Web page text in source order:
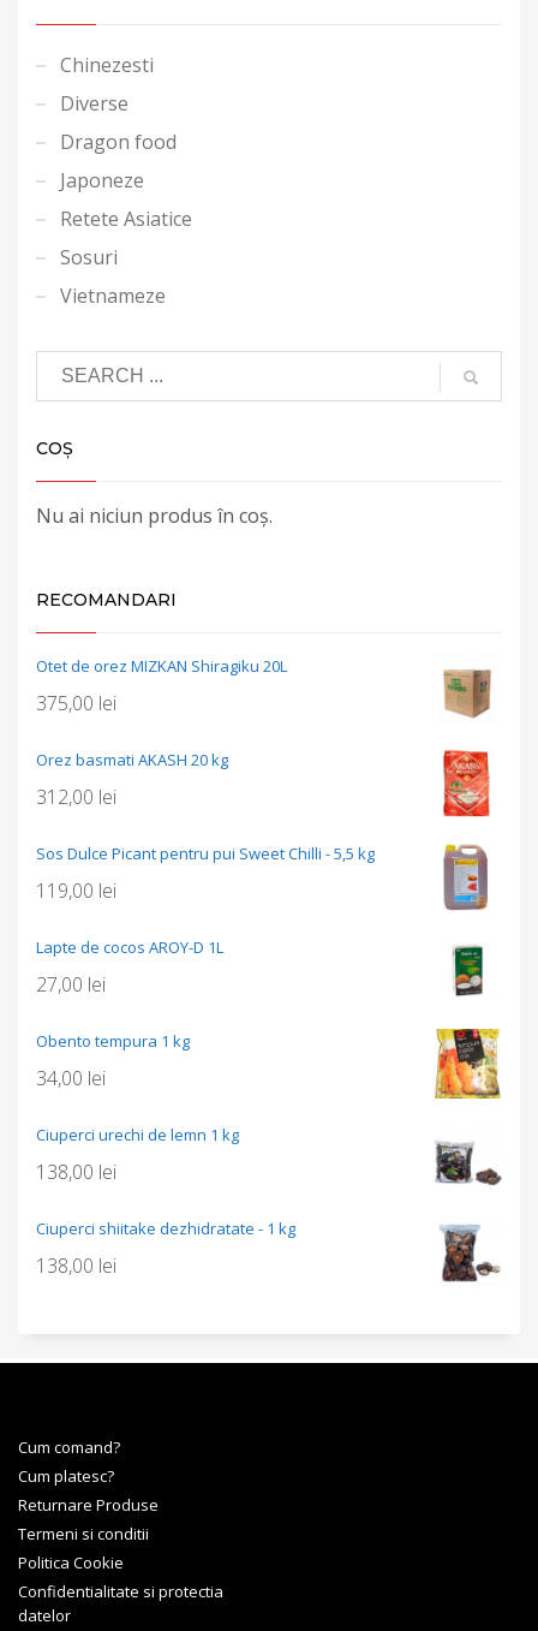
Chinezesti
Diverse
Dragon food
Japoneze
Retete Asiatice
Sosuri
Vietnameze
COȘ
Nu ai niciun produs în coș.
RECOMANDARI
Otet de orez MIZKAN Shiragiku 20L
375,00 lei
Orez basmati AKASH 20 kg
312,00 lei
Sos Dulce Picant pentru pui Sweet Chilli - 5,5 kg
119,00 lei
Lapte de cocos AROY-D 1L
27,00 lei
Obento tempura 1 kg
34,00 lei
Ciuperci urechi de lemn 1 kg
138,00 lei
Ciuperci shiitake dezhidratate - 1 kg
138,00 lei
Cum comand?
Cum platesc?
Returnare Produse
Termeni si conditii
Politica Cookie
Confidentialitate si protectia
datelor